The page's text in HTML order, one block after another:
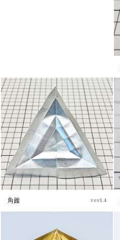
チュートリアル
角錐 ver1.4